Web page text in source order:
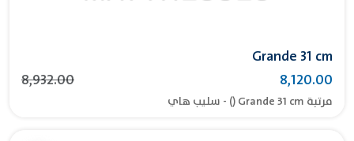
Grande 31 cm
8,120.00
8,932.00
مرتبة Grande 31 cm () - سليب هاي